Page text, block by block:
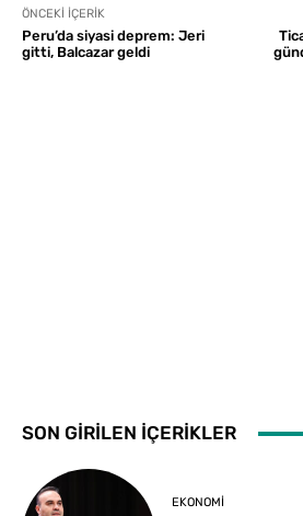
ÖNCEKI İÇERIK
Peru’da siyasi deprem: Jeri
gitti, Balcazar geldi
SON GİRİLEN İÇERİKLER
EKONOMI